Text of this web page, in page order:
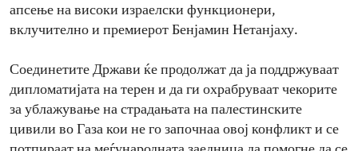
апсење на високи израелски функционери,
вклучително и премиерот Бенјамин Нетанјаху.
Соединетите Држави ќе продолжат да ја поддржуваат
дипломатијата на терен и да ги охрабруваат чекорите
за ублажување на страдањата на палестинските
цивили во Газа кои не го започнаа овој конфликт и се